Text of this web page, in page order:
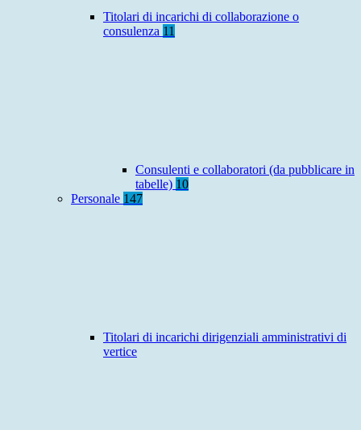
Titolari di incarichi di collaborazione o
consulenza 11
Consulenti e collaboratori (da pubblicare in
tabelle) 10
Personale 147
Titolari di incarichi dirigenziali amministrativi di
vertice